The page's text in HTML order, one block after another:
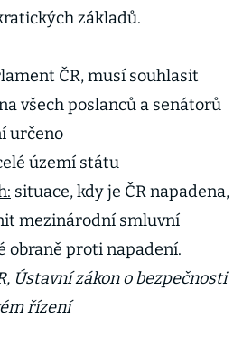
základů.
ČR, musí souhlasit
všech poslanců a senátorů
určeno
území státu
situace, kdy je ČR napadena,
mezinárodní smluvní
obraně proti napadení.
Ústavní zákon o bezpečnosti
řízení